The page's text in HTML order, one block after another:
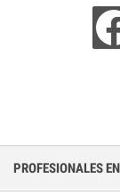
PROFESIONALES